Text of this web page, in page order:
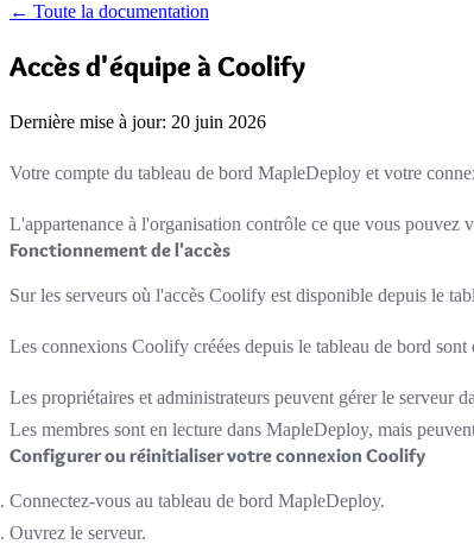
← Toute la documentation
Accès d'équipe à Coolify
Dernière mise à jour: 20 juin 2026
Votre compte du tableau de bord MapleDeploy et votre
L'appartenance à l'organisation contrôle ce que vous
Fonctionnement de l'accès
Sur les serveurs où l'accès Coolify est disponible depuis le
Les connexions Coolify créées depuis le tableau de bord
Les propriétaires et administrateurs peuvent gérer le serveur
Les membres sont en lecture dans MapleDeploy, mais
Configurer ou réinitialiser votre connexion Coolify
Connectez-vous au tableau de bord MapleDeploy.
Ouvrez le serveur.